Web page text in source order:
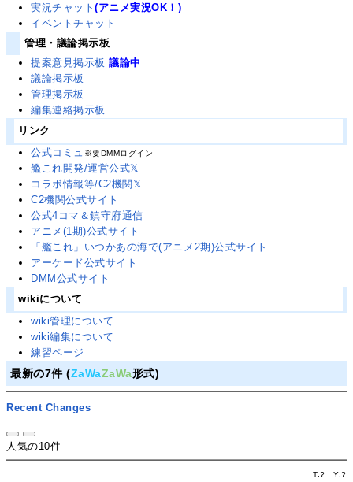
実況チャット(アニメ実況OK！)
イベントチャット
管理・議論掲示板
提案意見掲示板 議論中
議論掲示板
管理掲示板
編集連絡掲示板
リンク
公式コミュ ※要DMMログイン
艦これ開発/運営公式𝕏
コラボ情報等/C2機関𝕏
C2機関公式サイト
公式4コマ＆鎮守府通信
アニメ(1期)公式サイト
「艦これ」いつかあの海で(アニメ2期)公式サイト
アーケード公式サイト
DMM公式サイト
wikiについて
wiki管理について
wiki編集について
練習ページ
最新の7件 (ZaWaZaWa形式)
Recent Changes
人気の10件
T.? Y.?